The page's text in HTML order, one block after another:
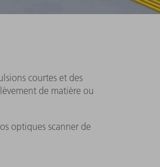
courtes et des
de matière ou
optiques scanner de